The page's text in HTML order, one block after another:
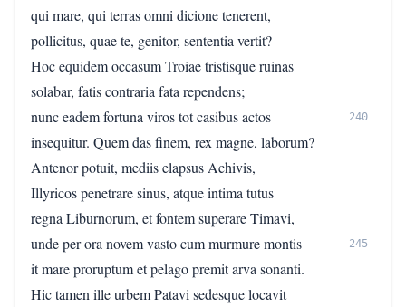
qui mare, qui terras omni dicione tenerent,
pollicitus, quae te, genitor, sententia vertit?
Hoc equidem occasum Troiae tristisque ruinas
solabar, fatis contraria fata rependens;
nunc eadem fortuna viros tot casibus actos
240
insequitur. Quem das finem, rex magne, laborum?
Antenor potuit, mediis elapsus Achivis,
Illyricos penetrare sinus, atque intima tutus
regna Liburnorum, et fontem superare Timavi,
unde per ora novem vasto cum murmure montis
245
it mare proruptum et pelago premit arva sonanti.
Hic tamen ille urbem Patavi sedesque locavit